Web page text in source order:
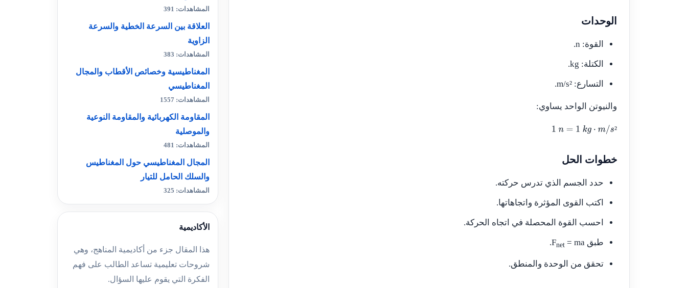
الوحدات
القوة: n.
الكتلة: kg.
التسارع: m/s².
والنيوتن الواحد يساوي:
²
1 n= 1k g⋅ m/s²
خطوات الحل
حدد الجسم الذي تدرس حركته.
اكتب القوى المؤثرة واتجاهاتها.
احسب القوة المحصلة في اتجاه الحركة.
طبق Fnet = ma
.
تحقق من الوحدة والمنطق.
المشاهدات: 391
العلاقة بين السرعة الخطية والسرعة
الزاوية
المشاهدات: 383
المغناطيسية وخصائص الأقطاب والمجال
المغناطيسي
المشاهدات: 1557
المقاومة الكهربائية والمقاومة النوعية
والموصلية
المشاهدات: 481
المجال المغناطيسي حول المغناطيس
والسلك الحامل للتيار
المشاهدات: 325
الأكاديمية
هذا المقال جزء من أكاديمية المناهج، وهي
شروحات تعليمية تساعد الطالب على فهم
الفكرة التي يقوم عليها السؤال.